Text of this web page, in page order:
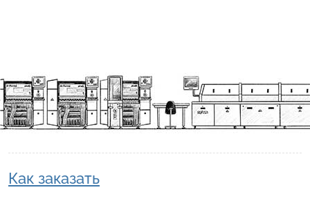
Как заказать